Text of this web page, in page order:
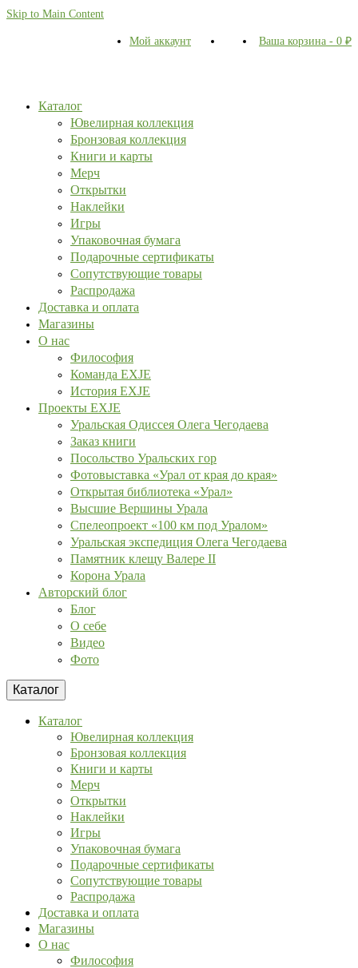
Skip to Main Content
Мой аккаунт Ваша корзина - 0 ₽
Каталог
Ювелирная коллекция
Бронзовая коллекция
Книги и карты
Мерч
Открытки
Наклейки
Игры
Упаковочная бумага
Подарочные сертификаты
Сопутствующие товары
Распродажа
Доставка и оплата
Магазины
О нас
Философия
Команда EXJE
История EXJE
Проекты EXJE
Уральская Одиссея Олега Чегодаева
Заказ книги
Посольство Уральских гор
Фотовыставка «Урал от края до края»
Открытая библиотека «Урал»
Высшие Вершины Урала
Спелеопроект «100 км под Уралом»
Уральская экспедиция Олега Чегодаева
Памятник клещу Валере II
Корона Урала
Авторский блог
Блог
О себе
Видео
Фото
Каталог
Каталог
Ювелирная коллекция
Бронзовая коллекция
Книги и карты
Мерч
Открытки
Наклейки
Игры
Упаковочная бумага
Подарочные сертификаты
Сопутствующие товары
Распродажа
Доставка и оплата
Магазины
О нас
Философия